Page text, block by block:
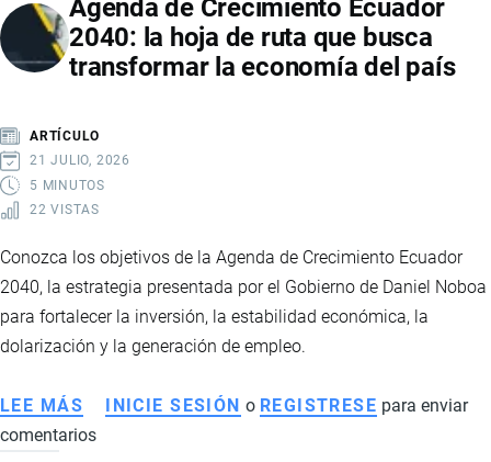
AMAZONÍA
ECUATORIANA:
IMPACTOS
Y
COMERCIALES
Agenda de Crecimiento Ecuador
2040: la hoja de ruta que busca
transformar la economía del país
ARTÍCULO
21 JULIO, 2026
5 MINUTOS
22 VISTAS
Conozca los objetivos de la Agenda de Crecimiento Ecuador
2040, la estrategia presentada por el Gobierno de Daniel Noboa
para fortalecer la inversión, la estabilidad económica, la
dolarización y la generación de empleo.
LEE MÁS SOBRE
AGENDA
INICIE SESIÓN o REGISTRESE para enviar
comentarios